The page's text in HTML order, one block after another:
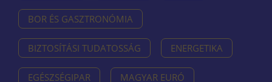
BOR ÉS GASZTRONÓMIA
BIZTOSÍTÁSI TUDATOSSÁG ENERGETIKA
EGÉSZSÉGIPAR MAGYAR EURÓ